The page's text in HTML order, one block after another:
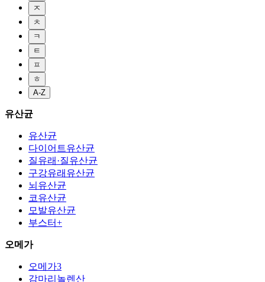
ㅈ
ㅊ
ㅋ
ㅌ
ㅍ
ㅎ
A-Z
유산균
유산균
다이어트유산균
질유래·질유산균
구강유래유산균
뇌유산균
코유산균
모발유산균
부스터+
오메가
오메가3
감마리놀렌산